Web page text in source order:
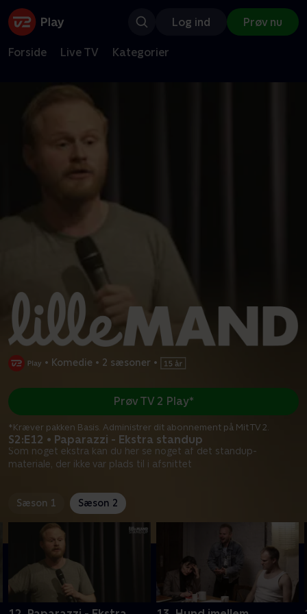
Log ind Prøv nu
Forside Live TV Kategorier
• Komedie • 2 sæsoner •
S2:E12 • Paparazzi - Ekstra standup
Som noget ekstra kan du her se noget af det standup-
materiale, der ikke var plads til i afsnittet
Prøv TV 2 Play*
*Kræver pakken Basis. Administrer dit abonnement på Mit TV 2.
Sæson 1 Sæson 2